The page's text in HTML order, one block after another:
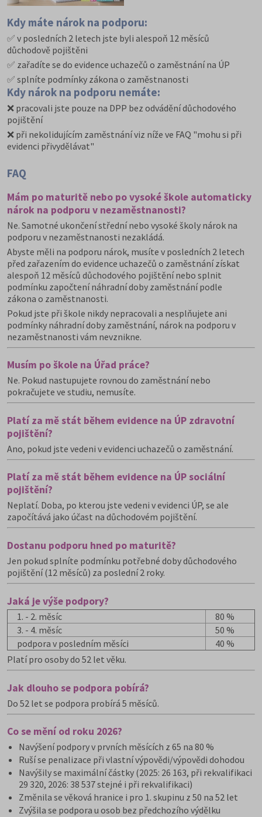
Kdy máte nárok na podporu:
✅ v posledních 2 letech jste byli alespoň 12 měsíců
důchodově pojištěni
✅ zařadíte se do evidence uchazečů o zaměstnání na ÚP
✅ splníte podmínky zákona o zaměstnanosti
Kdy nárok na podporu nemáte:
❌ pracovali jste pouze na DPP bez odvádění důchodového
pojištění
❌ při nekolidujícím zaměstnání viz níže ve FAQ "mohu si při
evidenci přivydělávat"
FAQ
Mám po maturitě nebo po vysoké škole automaticky
nárok na podporu v nezaměstnanosti?
Ne. Samotné ukončení střední nebo vysoké školy nárok na
podporu v nezaměstnanosti nezakládá.
Abyste měli na podporu nárok, musíte v posledních 2 letech
před zařazením do evidence uchazečů o zaměstnání získat
alespoň 12 měsíců důchodového pojištění nebo splnit
podmínku započtení náhradní doby zaměstnání podle
zákona o zaměstnanosti.
Pokud jste při škole nikdy nepracovali a nesplňujete ani
podmínky náhradní doby zaměstnání, nárok na podporu v
nezaměstnanosti vám nevznikne.
Musím po škole na Úřad práce?
Ne. Pokud nastupujete rovnou do zaměstnání nebo
pokračujete ve studiu, nemusíte.
Platí za mě stát během evidence na ÚP zdravotní
pojištění?
Ano, pokud jste vedeni v evidenci uchazečů o zaměstnání.
Platí za mě stát během evidence na ÚP sociální
pojištění?
Neplatí. Doba, po kterou jste vedeni v evidenci ÚP, se ale
započítává jako účast na důchodovém pojištění.
Dostanu podporu hned po maturitě?
Jen pokud splníte podmínku potřebné doby důchodového
pojištění (12 měsíců) za poslední 2 roky.
Jaká je výše podpory?
1. - 2. měsíc
80 %
3. - 4. měsíc
50 %
podpora v posledním měsíci
40 %
Platí pro osoby do 52 let věku.
Jak dlouho se podpora pobírá?
Do 52 let se podpora probírá 5 měsíců.
Co se mění od roku 2026?
Navýšení podpory v prvních měsících z 65 na 80 %
Ruší se penalizace při vlastní výpovědi/výpovědi dohodou
Navýšily se maximální částky (2025: 26 163, při rekvalifikaci
29 320, 2026: 38 537 stejné i při rekvalifikaci)
Změnila se věková hranice i pro 1. skupinu z 50 na 52 let
Zvýšila se podpora u osob bez předchozího výdělku